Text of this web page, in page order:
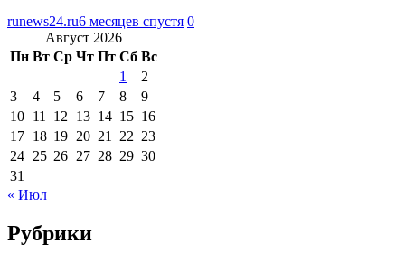
runews24.ru6 месяцев спустя 0
Август 2026
Пн Вт Ср Чт Пт Сб Вс
1
2
3
4 5 6 7 8
9
10 11 12 13 14 15 16
17 18 19 20 21 22 23
24 25 26 27 28 29 30
31
« Июл
Рубрики